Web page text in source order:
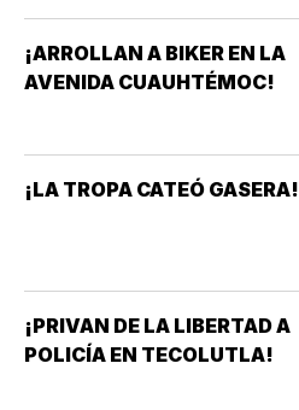
¡ARROLLAN A BIKER EN LA
AVENIDA CUAUHTÉMOC!
¡LA TROPA CATEÓ GASERA!
¡PRIVAN DE LA LIBERTAD A
POLICÍA EN TECOLUTLA!